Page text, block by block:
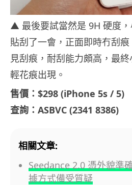
▲ 最後要試當然是 9H 硬度
貼刮了一會，正面即時冇刮
見刮痕，耐刮能力頗高，最
輕花痕出現。
售價：$298 (iPhone 5s / 5)
查詢：ASBVC (2341 8386)
相關文章:
Seedance 2.0 憑外貌準
據方式備受質疑